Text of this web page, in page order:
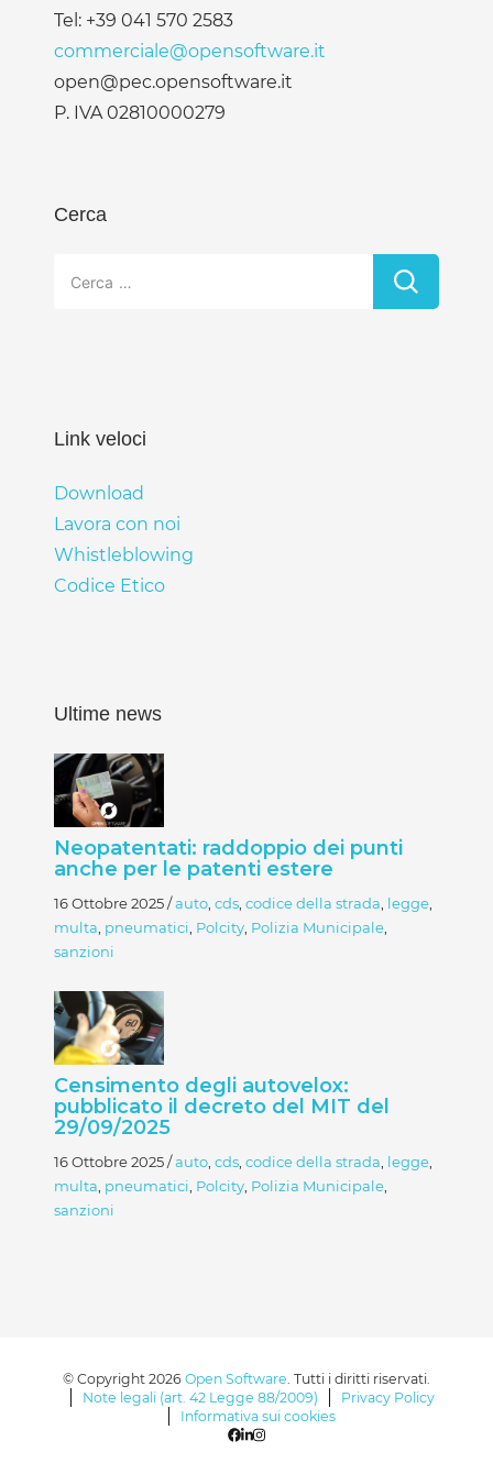
Tel: +39 041 570 2583
commerciale@opensoftware.it
open@pec.opensoftware.it
P. IVA 02810000279
Cerca
Link veloci
Download
Lavora con noi
Whistleblowing
Codice Etico
Ultime news
Neopatentati: raddoppio dei punti
anche per le patenti estere
16 Ottobre 2025/auto cds codice della strada legge
multa pneumatici Polcity Polizia Municipale
sanzioni
Censimento degli autovelox:
pubblicato il decreto del MIT del
29/09/2025
16 Ottobre 2025/auto cds codice della strada legge
multa pneumatici Polcity Polizia Municipale
sanzioni
© Copyright 2026 Open Software. Tutti i diritti riservati.
Note legali (art. 42 Legge 88/2009)
Privacy Policy
Informativa sui cookies